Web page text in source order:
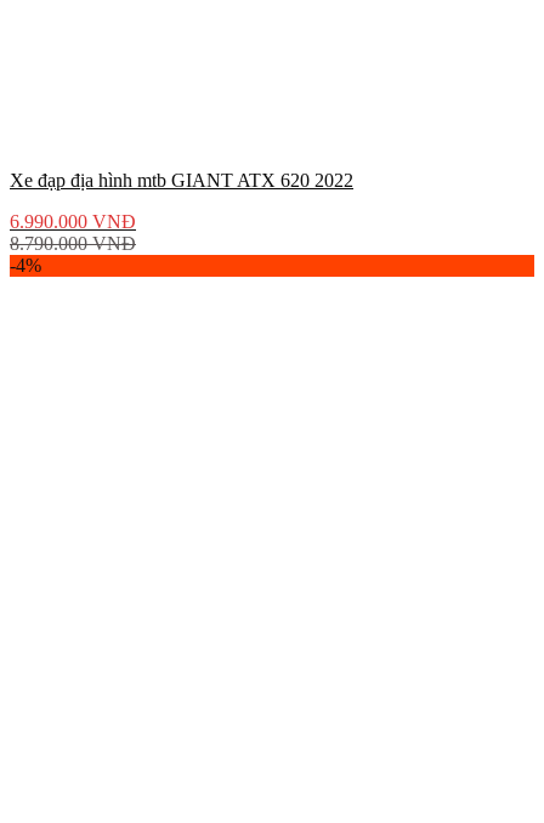
Xe đạp địa hình mtb GIANT ATX 620 2022
6.990.000 VNĐ
8.790.000VNĐ
-4%